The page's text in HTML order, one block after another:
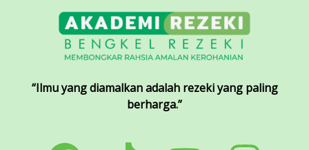
“Ilmu yang diamalkan adalah rezeki yang paling
berharga.”